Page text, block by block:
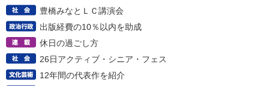
豊橋みなとＬＣ講演会
出版経費の10％以内を助成
休日の過ごし方
26日アクティブ・シニア・フェス
12年間の代表作を紹介